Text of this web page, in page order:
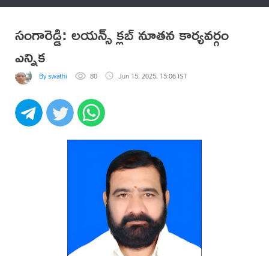
సంగారెడ్డి: లయన్స్ క్లబ్ నూతన కార్యవర్గం
ఎన్నిక
By swathi 80 Jun 15, 2025, 15:06 IST